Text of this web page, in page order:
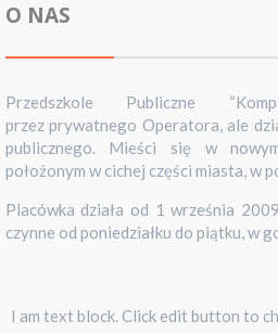
O NAS
Przedszkole Publiczne
przez prywatnego Operatora, ale
publicznego. Mieści się w
położonym w cichej części miasta, w
Placówka działa od 1 września
czynne od poniedziałku do piątku, w
I am text block. Click edit button to